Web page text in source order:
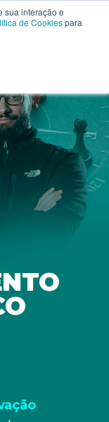
sua interação e
de Cookiespara